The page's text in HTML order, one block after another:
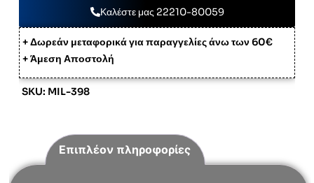
Καλέστε μας 22210-80059
+ Δωρεάν μεταφορικά για παραγγελίες άνω των 60€
+ Άμεση Αποστολή
SKU: MIL-398
Επιπλέον πληροφορίες